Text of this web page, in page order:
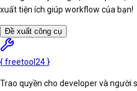
xuất tiện ích giúp workflow của bạn!
Đề xuất công cụ
{freetool 24 }
Trao quyền cho developer và người